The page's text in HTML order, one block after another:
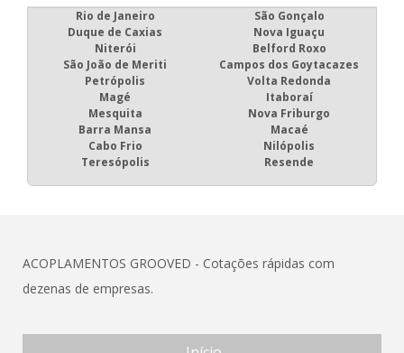
Rio de Janeiro
São Gonçalo
Duque de Caxias
Nova Iguaçu
Niterói
Belford Roxo
São João de Meriti
Campos dos Goytacazes
Petrópolis
Volta Redonda
Magé
Itaboraí
Mesquita
Nova Friburgo
Barra Mansa
Macaé
Cabo Frio
Nilópolis
Teresópolis
Resende
ACOPLAMENTOS GROOVED - Cotações rápidas com
dezenas de empresas.